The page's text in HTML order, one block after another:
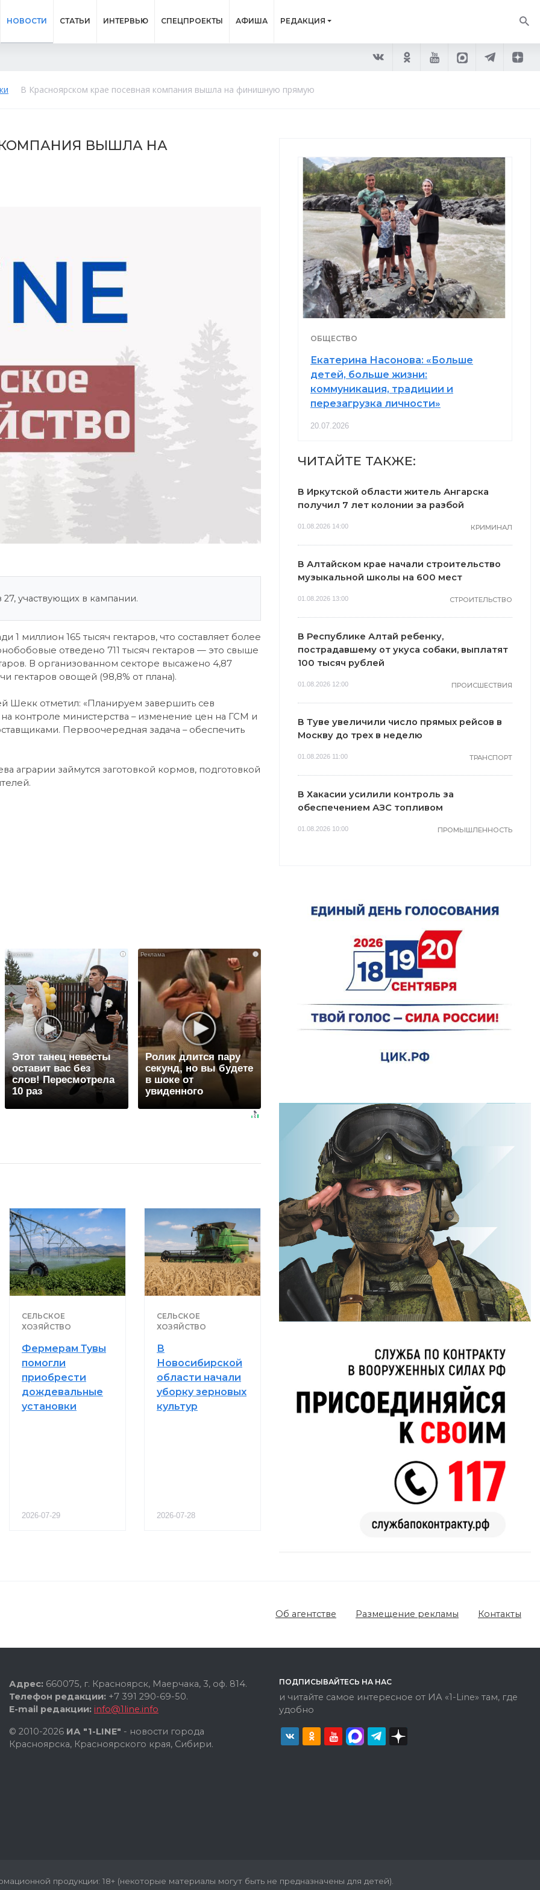
НОВОСТИ СТАТЬИ ИНТЕРВЬЮ СПЕЦПРОЕКТЫ АФИША РЕДАКЦИЯ
В Красноярском крае посевная компания вышла на финишную прямую
КОМПАНИЯ ВЫШЛА НА
участвующих в кампании.
миллион 165 тысяч гектаров, что составляет более
отведено 711 тысяч гектаров — это свыше
В организованном секторе высажено 4,87
гектаров овощей (98,8% от плана).
Шекк отметил: «Планируем завершить сев
контроле министерства – изменение цен на ГСМ и
Первоочередная задача – обеспечить
аграрии займутся заготовкой кормов, подготовкой
i
Этот танец невесты
оставит вас без
слов! Пересмотрела
10 раз
i
Ролик длится пару
секунд, но вы будете
в шоке от
увиденного
СЕЛЬСКОЕ
ХОЗЯЙСТВО
Фермерам Тувы
помогли
приобрести
дождевальные
установки
2026-07-29
СЕЛЬСКОЕ
ХОЗЯЙСТВО
В
Новосибирской
области начали
уборку зерновых
культур
2026-07-28
ОБЩЕСТВО
Екатерина Насонова: «Больше
детей, больше жизни:
коммуникация, традиции и
перезагрузка личности»
20.07.2026
ЧИТАЙТЕ ТАКЖЕ:
В Иркутской области житель Ангарска
получил 7 лет колонии за разбой
01.08.2026 14:00 КРИМИНАЛ
В Алтайском крае начали строительство
музыкальной школы на 600 мест
01.08.2026 13:00 СТРОИТЕЛЬСТВО
В Республике Алтай ребенку,
пострадавшему от укуса собаки, выплатят
100 тысяч рублей
01.08.2026 12:00 ПРОИСШЕСТВИЯ
В Туве увеличили число прямых рейсов в
Москву до трех в неделю
01.08.2026 11:00 ТРАНСПОРТ
В Хакасии усилили контроль за
обеспечением АЗС топливом
01.08.2026 10:00 ПРОМЫШЛЕННОСТЬ
Об агентстве Размещение рекламы Контакты
Адрес: 660075, г. Красноярск, Маерчака, 3, оф. 814.
Телефон редакции: +7 391 290-69-50.
E-mail редакции: info@1line.info
© 2010-2026 ИА "1-LINE" - новости города
Красноярска, Красноярского края, Сибири.
ПОДПИСЫВАЙТЕСЬ НА НАС
и читайте самое интересное от ИА «1-Line» там, где
удобно
продукции: 18+ (некоторые материалы могут быть не предназначены для детей).